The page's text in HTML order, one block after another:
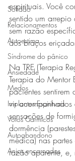
Solidão
Relacionamentos
Autoestima
Síndrome do pânico
Ansiedade
Medos
Implantes Espirituais
Votos Cármicos
Autoabandono
Anjos encarnados
espirituais. Você
sentido um arrepio
sem razão
dos braços
Na TRE (Terapia
Terapia do Mentor
pacientes sentirem
vir acompanhados
sensações de
dormência
médica) nas
razão aparente, e,